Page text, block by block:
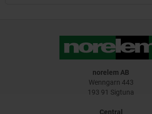
norelem AB
Wenngarn 443
193 91 Sigtuna
Central